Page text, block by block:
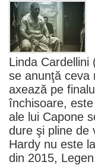
Linda Cardellini
se anunţă ceva
axează pe
închisoare,
ale lui Capone
dure şi pline de
Hardy nu este
din 2015, Legen